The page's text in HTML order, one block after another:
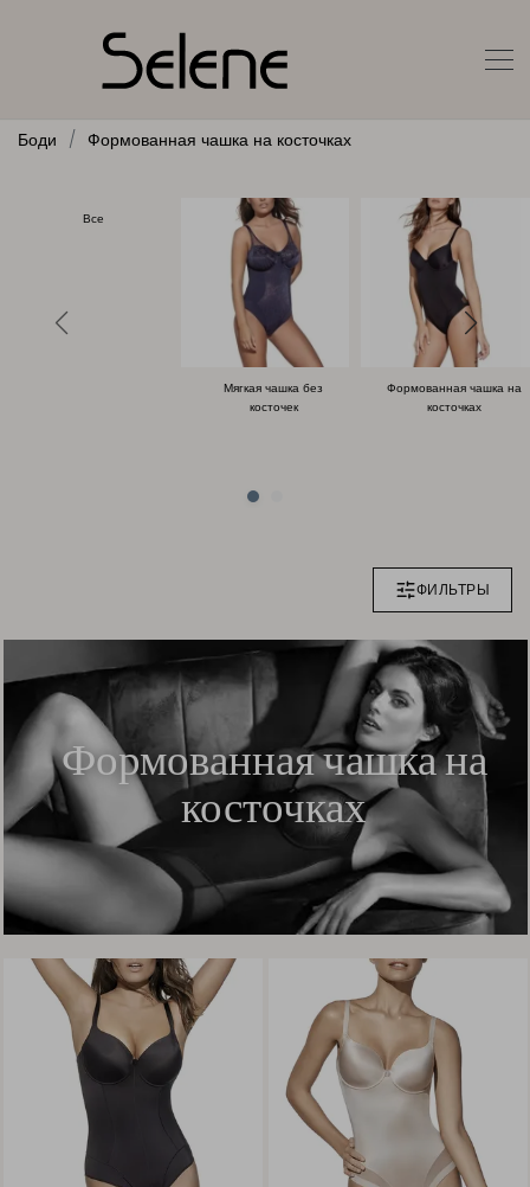
Боди Формованная чашка на косточках
Все
Мягкая чашка без
косточек
Формованная чашка на
косточках
ФИЛЬТРЫ
Формованная чашка на
косточках